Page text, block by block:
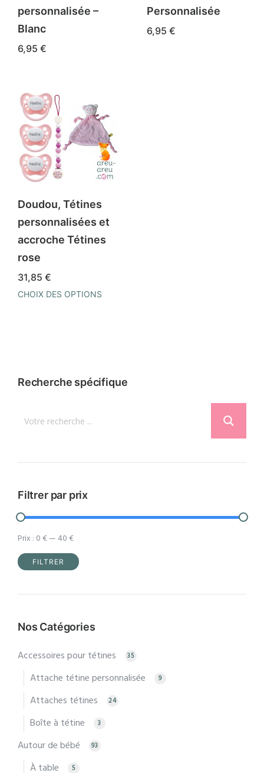
personnalisée –
Blanc
6,95 €
Personnalisée
6,95 €
Doudou, Tétines
personnalisées et
accroche Tétines
rose
31,85 €
CHOIX DES OPTIONS
variations.
peuvent
la
du
produit
Recherche spécifique
Filtrer par prix
min
max
FILTRER
Prix : 0 €— 40 €
Nos Catégories
Accessoires pour tétines 35
Attache tétine personnalisée 9
Attaches tétines 24
Boîte à tétine 3
Autour de bébé 93
À table 5